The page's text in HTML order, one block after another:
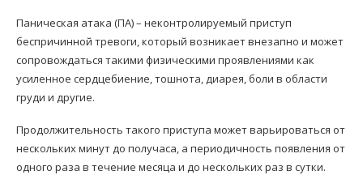
Паническая атака (ПА) – неконтролируемый приступ
беспричинной тревоги, который возникает внезапно и может
сопровождаться такими физическими проявлениями как
усиленное сердцебиение, тошнота, диарея, боли в области
груди и другие.
Продолжительность такого приступа может варьироваться от
нескольких минут до получаса, а периодичность появления от
одного раза в течение месяца и до нескольких раз в сутки.